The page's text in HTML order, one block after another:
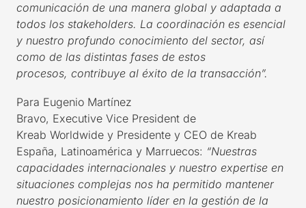
comunicación de una manera global y adaptada a
todos los stakeholders. La coordinación es esencial
y nuestro profundo conocimiento del sector, así
como de las distintas fases de estos
procesos, contribuye al éxito de la transacción”.
Para Eugenio Martínez
Bravo, Executive Vice President de
Kreab Worldwide y Presidente y CEO de Kreab
España, Latinoamérica y Marruecos: “Nuestras
capacidades internacionales y nuestro expertise en
situaciones complejas nos ha permitido mantener
nuestro posicionamiento líder en la gestión de la